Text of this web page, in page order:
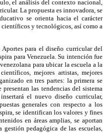
el análisis del contexto nacional,
La propuesta es innovadora, se
se orienta hacia el carácter
y tecnológicos, así como a
para el diseño curricular del
para Venezuela. Su intención fue
para ubicar la escuela a la
mejores artistas, mejores
en tres partes: la primera se
las tendencias del sistema
el nuevo diseño curricular,
generales con respecto a los
se identifican los valores y fines
en áreas amplias, se aportan
pedagógica de las escuelas,